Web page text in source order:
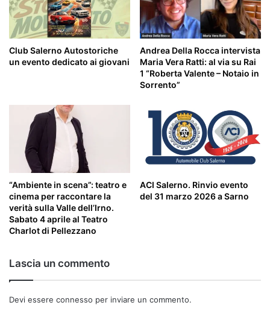
Club Salerno Autostoriche
un evento dedicato ai giovani
Andrea Della Rocca intervista
Maria Vera Ratti: al via su Rai
1 “Roberta Valente – Notaio in
Sorrento”
“Ambiente in scena”: teatro e
cinema per raccontare la
verità sulla Valle dell’Irno.
Sabato 4 aprile al Teatro
Charlot di Pellezzano
ACI Salerno. Rinvio evento
del 31 marzo 2026 a Sarno
Lascia un commento
Devi essere connesso per inviare un commento.